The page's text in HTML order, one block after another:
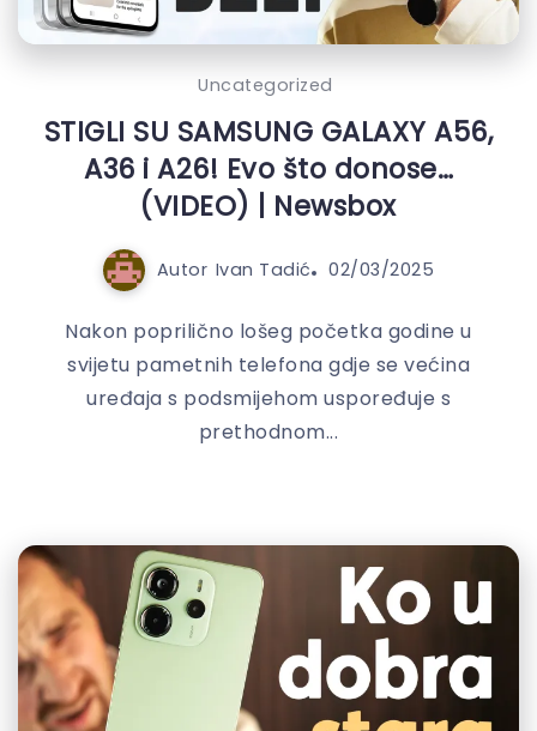
Uncategorized
STIGLI SU SAMSUNG GALAXY A56,
A36 i A26! Evo što donose…
(VIDEO) | Newsbox
Autor Ivan Tadić 02/03/2025
Nakon poprilično lošeg početka godine u
svijetu pametnih telefona gdje se većina
uređaja s podsmijehom uspoređuje s
prethodnom...